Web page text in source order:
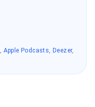
, Apple Podcasts, Deezer,